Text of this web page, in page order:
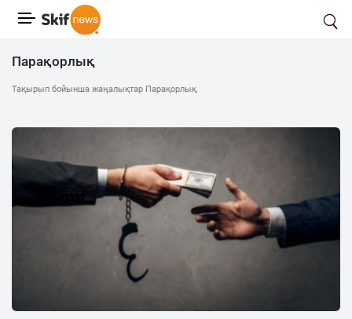
Парақорлық
Тақырып бойынша жаңалықтар Парақорлық